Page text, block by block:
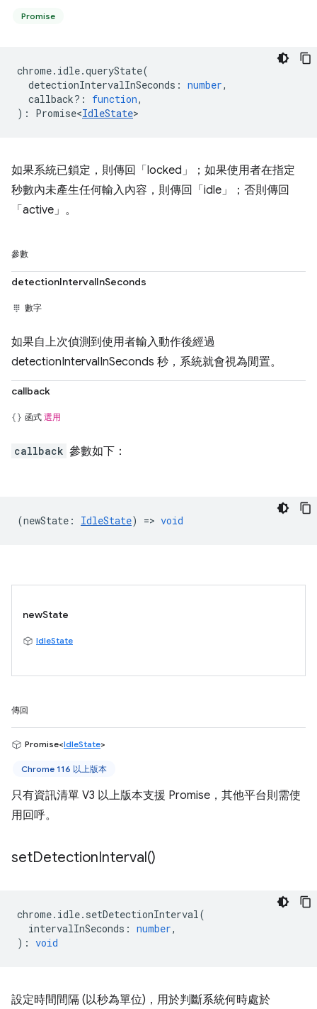
Promise
chrome. idle.queryState(
detectionIntervalInSeconds : number,
callback? : function,
) : Promise<IdleState>
如果系統已鎖定，則傳回「locked」；如果使用者在指定
秒數內未產生任何輸入內容，則傳回「idle」；否則傳回
「active」。
參數
detectionIntervalInSeconds
數字
如果自上次偵測到使用者輸入動作後經過
detectionIntervalInSeconds 秒，系統就會視為閒置。
callback
函式 選用
callback 參數如下：
(newState : IdleState) => void
newState
IdleState
傳回
Promise<IdleState>
Chrome 116 以上版本
只有資訊清單 V3 以上版本支援 Promise，其他平台則需使
用回呼。
setDetectionInterval()
chrome. idle. setDetectionInterval(
intervalInSeconds : number,
) : void
設定時間間隔 (以秒為單位)，用於判斷系統何時處於